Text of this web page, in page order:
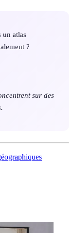
un atlas
?
sur des